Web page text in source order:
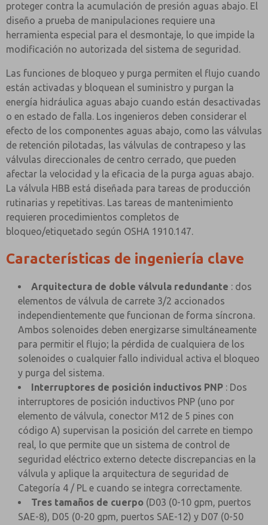
proteger contra la acumulación de presión aguas abajo. El
diseño a prueba de manipulaciones requiere una
herramienta especial para el desmontaje, lo que impide la
modificación no autorizada del sistema de seguridad.
Las funciones de bloqueo y purga permiten el flujo cuando
están activadas y bloquean el suministro y purgan la
energía hidráulica aguas abajo cuando están desactivadas
o en estado de falla. Los ingenieros deben considerar el
efecto de los componentes aguas abajo, como las válvulas
de retención pilotadas, las válvulas de contrapeso y las
válvulas direccionales de centro cerrado, que pueden
afectar la velocidad y la eficacia de la purga aguas abajo.
La válvula HBB está diseñada para tareas de producción
rutinarias y repetitivas. Las tareas de mantenimiento
requieren procedimientos completos de
bloqueo/etiquetado según OSHA 1910.147.
Características de ingeniería clave
Arquitectura de doble válvula redundante : dos
elementos de válvula de carrete 3/2 accionados
independientemente que funcionan de forma síncrona.
Ambos solenoides deben energizarse simultáneamente
para permitir el flujo; la pérdida de cualquiera de los
solenoides o cualquier fallo individual activa el bloqueo
y purga del sistema.
Interruptores de posición inductivos PNP : Dos
interruptores de posición inductivos PNP (uno por
elemento de válvula, conector M12 de 5 pines con
código A) supervisan la posición del carrete en tiempo
real, lo que permite que un sistema de control de
seguridad eléctrico externo detecte discrepancias en la
válvula y aplique la arquitectura de seguridad de
Categoría 4 / PL e cuando se integra correctamente.
Tres tamaños de cuerpo (D03 (0-10 gpm, puertos
SAE-8), D05 (0-20 gpm, puertos SAE-12) y D07 (0-50